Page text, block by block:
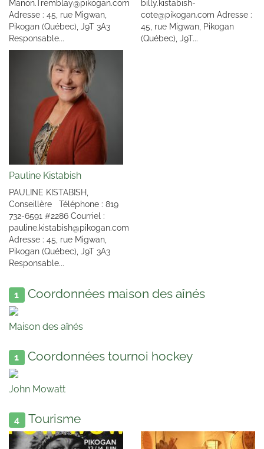
Manon.Tremblay@pikogan.com
Adresse : 45, rue Migwan,
Pikogan (Québec), J9T 3A3
Responsable...
billy.kistabish-
cote@pikogan.com Adresse :
45, rue Migwan, Pikogan
(Québec), J9T...
Pauline Kistabish
PAULINE KISTABISH,
Conseillère Téléphone : 819
732-6591 #2286 Courriel :
pauline.kistabish@pikogan.com
Adresse : 45, rue Migwan,
Pikogan (Québec), J9T 3A3
Responsable...
1 Coordonnées maison des aînés
Maison des aînés
1 Coordonnées tournoi hockey
John Mowatt
4 Tourisme